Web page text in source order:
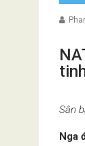
Sân
Nga